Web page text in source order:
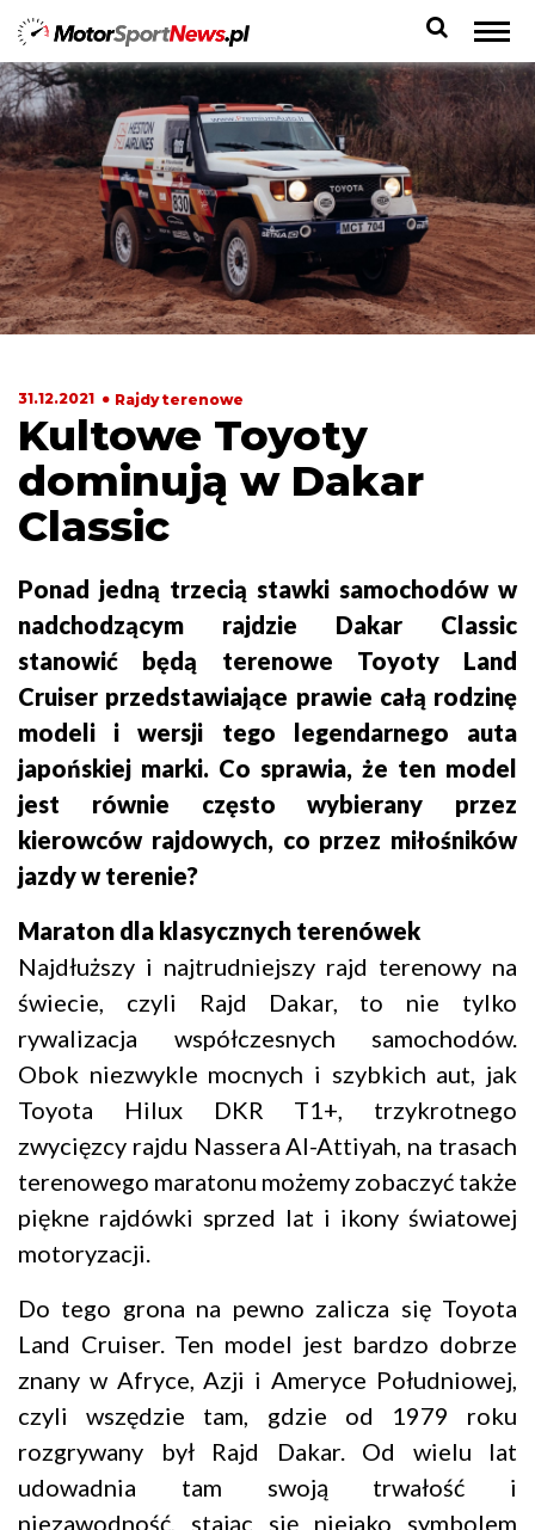
31.12.2021 Rajdy terenowe
Kultowe Toyoty
dominują w Dakar
Classic
Ponad jedną trzecią stawki samochodów w
nadchodzącym rajdzie Dakar Classic
stanowić będą terenowe Toyoty Land
Cruiser przedstawiające prawie całą rodzinę
modeli i wersji tego legendarnego auta
japońskiej marki. Co sprawia, że ten model
jest równie często wybierany przez
kierowców rajdowych, co przez miłośników
jazdy w terenie?
Maraton dla klasycznych terenówek
Najdłuższy i najtrudniejszy rajd terenowy na
świecie, czyli Rajd Dakar, to nie tylko
rywalizacja współczesnych samochodów.
Obok niezwykle mocnych i szybkich aut, jak
Toyota Hilux DKR T1+, trzykrotnego
zwycięzcy rajdu Nassera Al-Attiyah, na trasach
terenowego maratonu możemy zobaczyć także
piękne rajdówki sprzed lat i ikony światowej
motoryzacji.
Do tego grona na pewno zalicza się Toyota
Land Cruiser. Ten model jest bardzo dobrze
znany w Afryce, Azji i Ameryce Południowej,
czyli wszędzie tam, gdzie od 1979 roku
rozgrywany był Rajd Dakar. Od wielu lat
udowadnia tam swoją trwałość i
niezawodność, stając się niejako symbolem